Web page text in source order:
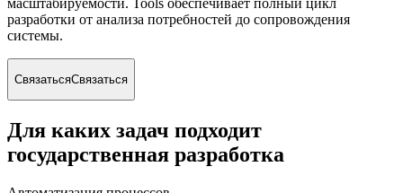
разработки от анализа потребностей до сопровождения
системы.
СвязатьсяСвязаться
Для каких задач подходит
государственная разработка